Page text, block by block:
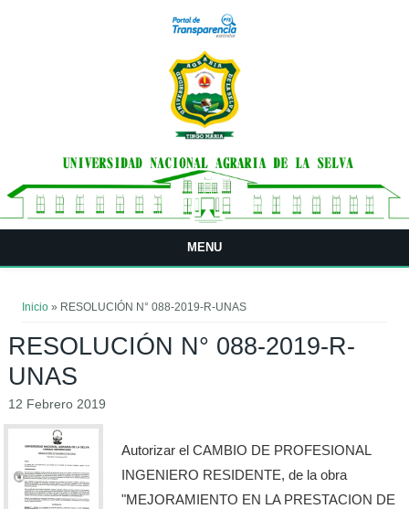
MENU
Usted está aquí
Inicio » RESOLUCIÓN N° 088-2019-R-UNAS
RESOLUCIÓN N° 088-2019-R-
UNAS
12 Febrero 2019
Autorizar el CAMBIO DE PROFESIONAL
INGENIERO RESIDENTE, de la obra
"MEJORAMIENTO EN LA PRESTACION DE